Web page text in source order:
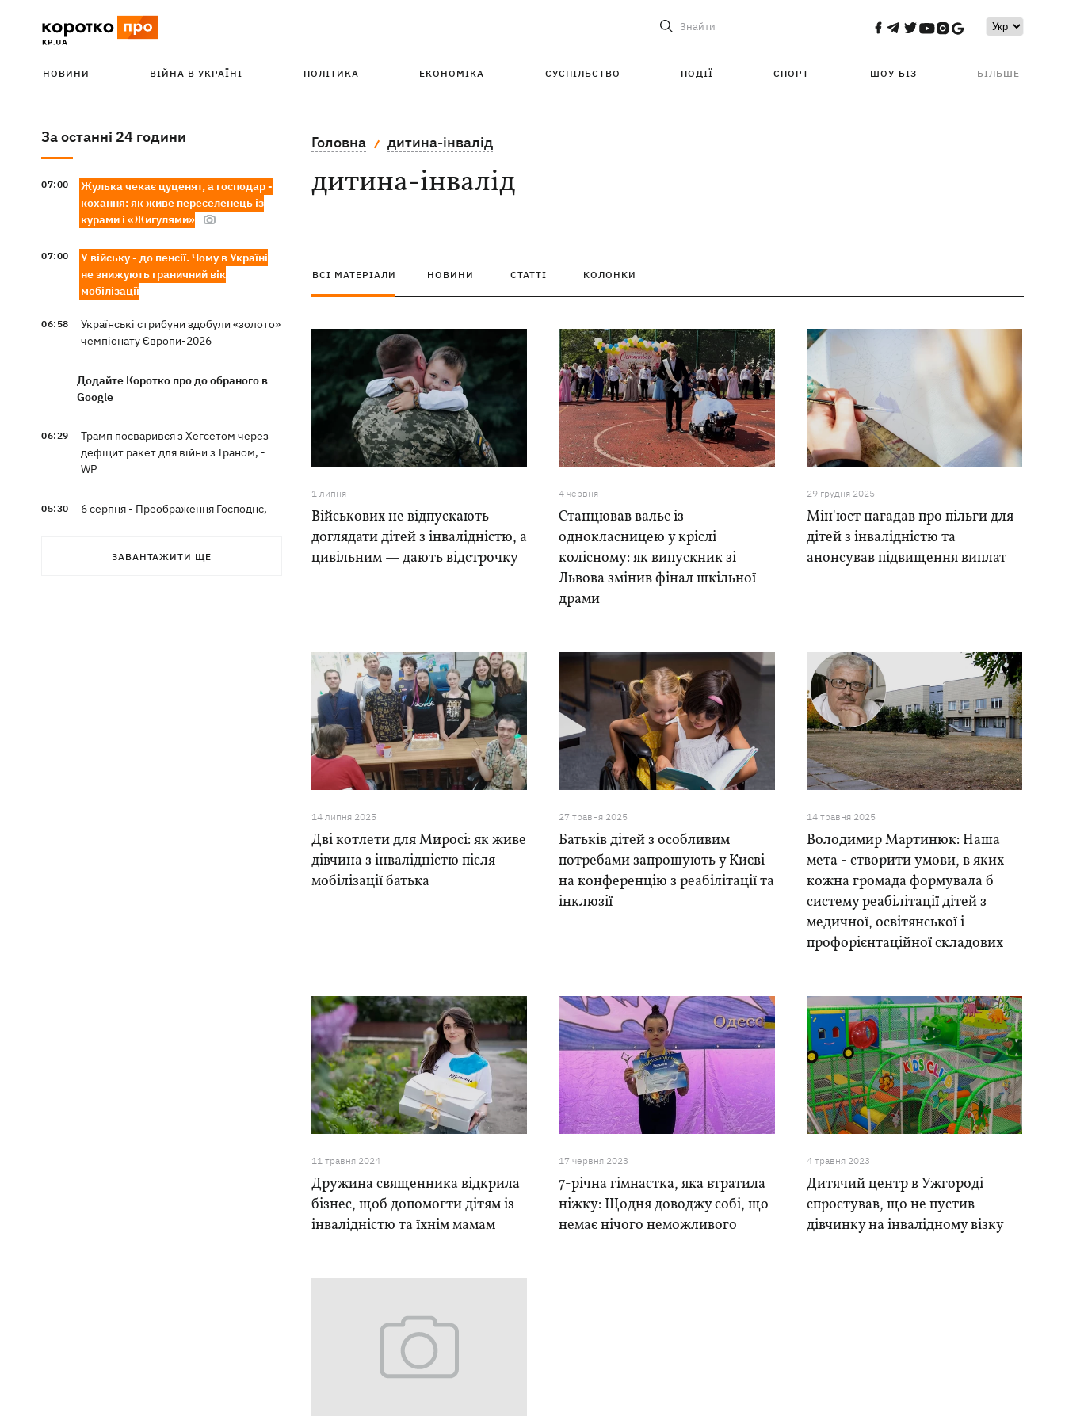
Знайти
НОВИНИ ВІЙНА В УКРАЇНІ ПОЛІТИКА ЕКОНОМІКА СУСПІЛЬСТВО ПОДІЇ СПОРТ ШОУ-БІЗ БІЛЬШЕ
За останні 24 години
07:00
Жулька чекає цуценят, а господар -
кохання: як живе переселенець із
курами і «Жигулями»
07:00
У війську - до пенсії. Чому в Україні
не знижують граничний вік
мобілізації
06:58
Українські стрибуни здобули «золото»
чемпіонату Європи-2026
Додайте Коротко про до обраного в
Google
06:29
Трамп посварився з Хегсетом через
дефіцит ракет для війни з Іраном, -
WP
05:30
6 серпня - Преображення Господнє,
ЗАВАНТАЖИТИ ЩЕ
Головна дитина-інвалід
дитина-інвалід
ВСІ МАТЕРІАЛИ НОВИНИ СТАТТІ КОЛОНКИ
1 липня
Військових не відпускають
доглядати дітей з інвалідністю, а
цивільним — дають відстрочку
4 червня
Станцював вальс із
однокласницею у кріслі
колісному: як випускник зі
Львова змінив фінал шкільної
драми
29 грудня 2025
Мін'юст нагадав про пільги для
дітей з інвалідністю та
анонсував підвищення виплат
14 липня 2025
Дві котлети для Миросі: як живе
дівчина з інвалідністю після
мобілізації батька
27 травня 2025
Батьків дітей з особливим
потребами запрошують у Києві
на конференцію з реабілітації та
інклюзії
14 травня 2025
Володимир Мартинюк: Наша
мета - створити умови, в яких
кожна громада формувала б
систему реабілітації дітей з
медичної, освітянської і
профорієнтаційної складових
11 травня 2024
Дружина священника відкрила
бізнес, щоб допомогти дітям із
інвалідністю та їхнім мамам
17 червня 2023
7-річна гімнастка, яка втратила
ніжку: Щодня доводжу собі, що
немає нічого неможливого
4 травня 2023
Дитячий центр в Ужгороді
спростував, що не пустив
дівчинку на інвалідному візку